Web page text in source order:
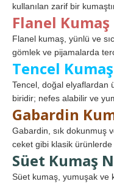
kullanılan zarif bir
Flanel
Flanel kumaş, yünlü ve
gömlek ve pijamalarda
Tencel
Tencel, doğal elyaflardan
biridir; nefes alabilir ve
Gabardin
Gabardin, sık dokunmuş
ceket gibi klasik ürünlerde
Süet Kumaş
Süet kumaş, yumuşak ve